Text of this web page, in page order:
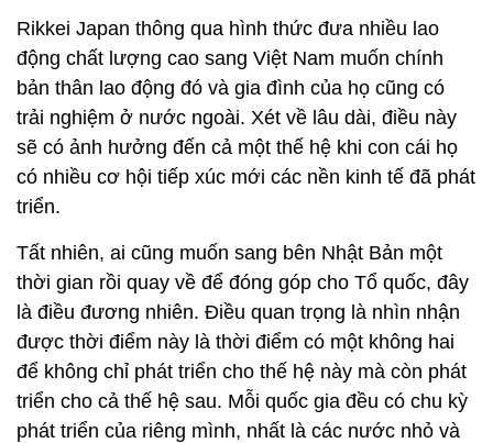
Rikkei Japan thông qua hình thức đưa nhiều lao
động chất lượng cao sang Việt Nam muốn chính
bản thân lao động đó và gia đình của họ cũng có
trải nghiệm ở nước ngoài. Xét về lâu dài, điều này
sẽ có ảnh hưởng đến cả một thế hệ khi con cái họ
có nhiều cơ hội tiếp xúc mới các nền kinh tế đã phát
triển.
Tất nhiên, ai cũng muốn sang bên Nhật Bản một
thời gian rồi quay về để đóng góp cho Tổ quốc, đây
là điều đương nhiên. Điều quan trọng là nhìn nhận
được thời điểm này là thời điểm có một không hai
để không chỉ phát triển cho thế hệ này mà còn phát
triển cho cả thế hệ sau. Mỗi quốc gia đều có chu kỳ
phát triển của riêng mình, nhất là các nước nhỏ và